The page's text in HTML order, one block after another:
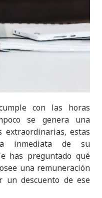
con las horas
se genera una
extraordinarias, estas
inmediata de su
has preguntado qué
una remuneración
un descuento de ese